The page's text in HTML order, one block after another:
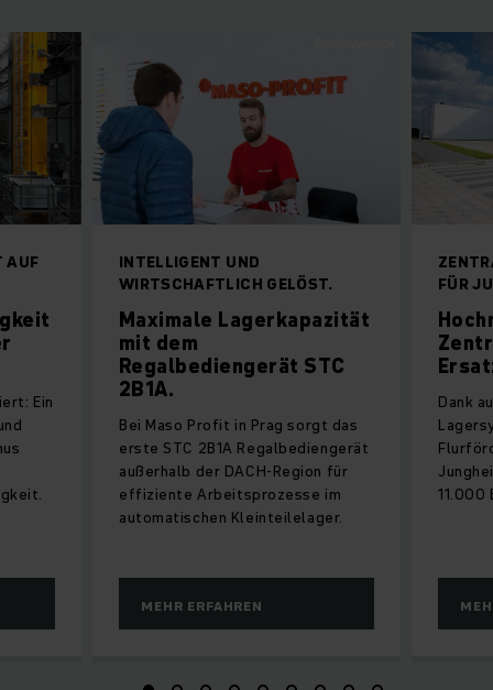
INTELLIGENT UND
WIRTSCHAFTLICH GELÖST.
Maximale Lagerkapazität
mit dem
Regalbediengerät STC
2B1A.
Bei Maso Profit in Prag sorgt das
erste STC 2B1A Regalbediengerät
außerhalb der DACH-Region für
effiziente Arbeitsprozesse im
automatischen Kleinteilelager.
MEHR ERFAHREN
FÜR
Dank
AUF
Ein